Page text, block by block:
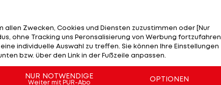
allen Zwecken, Cookies und Diensten zuzustimmen oder [Nur
ohne Tracking uns Peronsalisierung von Werbung fortzufahren.
individuelle Auswahl zu treffen. Sie können Ihre Einstellungen
bzw. über den Link in der Fußzeile anpassen.
NUR NOTWENDIGE
Weiter mit PUR-Abo OPTIONEN